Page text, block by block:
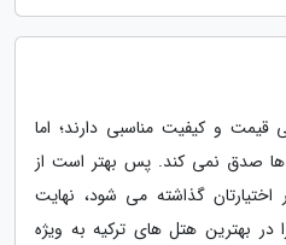
و کیفیت مناسبی دارند؛ اما
ها صدق نمی کند. پس بهتر است از
اختیارتان گذاشته می شود، نهایت
در بهترین هتل های ترکیه به ویژه